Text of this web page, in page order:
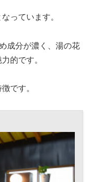
っています。
成分が濃く、湯の花
的です。
です。